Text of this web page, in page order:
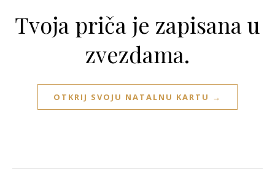
Tvoja priča je zapisana u
zvezdama.
OTKRIJ SVOJU NATALNU KARTU →